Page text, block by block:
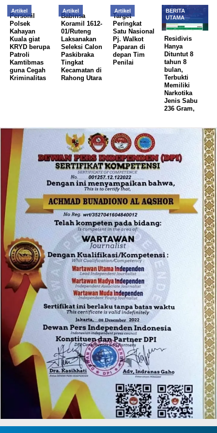
Artikel
Personil
Polsek
Kahayan
Kuala giat
KRYD berupa
Patroli
Kamtibmas
guna Cegah
Kriminalitas
Artikel
Babinsa
Koramil 1612-
01/Ruteng
Laksanakan
Seleksi Calon
Paskibraka
Tingkat
Kecamatan di
Rahong Utara
Artikel
Target
Peringkat
Satu Nasional
Pj. Walkot
Paparan di
depan Tim
Penilai
BERITA
UTAMA
Residivis
Hanya
Dituntut 8
tahun 8
bulan,
Terbukti
Memiliki
Narkotika
Jenis Sabu
236 Gram,